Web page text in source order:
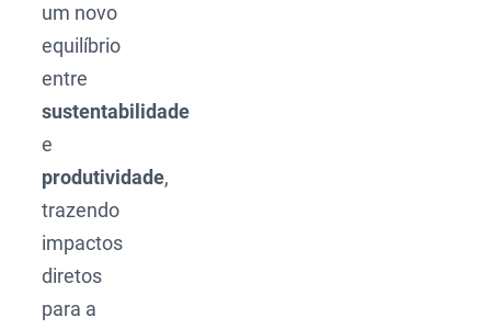
um novo
equilíbrio
entre
sustentabilidade
e
produtividade,
trazendo
impactos
diretos
para a